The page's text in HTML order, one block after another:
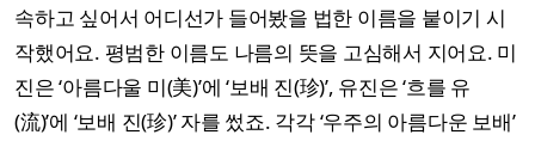
속하고 싶어서 어디선가 들어봤을 법한 이름을 붙이기 시
작했어요. 평범한 이름도 나름의 뜻을 고심해서 지어요. 미
진은 ‘아름다울 미(美)’에 ‘보배 진(珍)’, 유진은 ‘흐를 유
(流)’에 ‘보배 진(珍)’ 자를 썼죠. 각각 ‘우주의 아름다운 보배’